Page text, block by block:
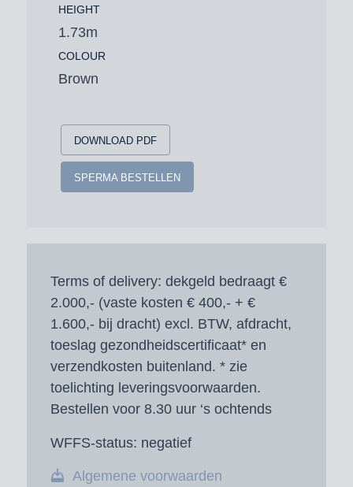
HEIGHT
1.73m
COLOUR
Brown
DOWNLOAD PDF
SPERMA BESTELLEN
Terms of delivery: dekgeld bedraagt €
2.000,- (vaste kosten € 400,- + €
1.600,- bij dracht) excl. BTW, afdracht,
toeslag gezondheidscertificaat* en
verzendkosten buitenland. * zie
toelichting leveringsvoorwaarden.
Bestellen voor 8.30 uur ‘s ochtends
WFFS-status: negatief
Algemene voorwaarden